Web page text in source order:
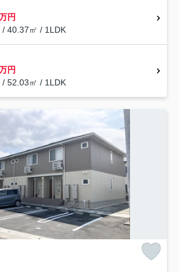
円
/ 40.37㎡ / 1LDK
円
/ 52.03㎡ / 1LDK